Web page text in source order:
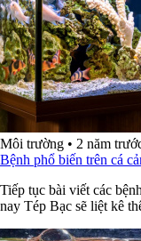
Môi trường • 2 năm
Bệnh phổ biến trên cá
Tiếp tục bài viết các
nay Tép Bạc sẽ liệt kê